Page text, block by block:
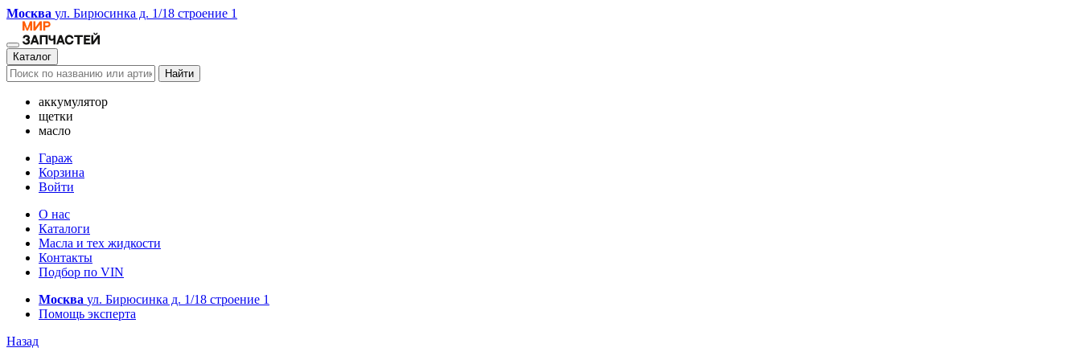
Москва ул. Бирюсинка д. 1/18 строение 1
Каталог
Найти
аккумулятор
щетки
масло
Гараж
Корзина
Войти
О нас
Каталоги
Масла и тех жидкости
Контакты
Подбор по VIN
Москва ул. Бирюсинка д. 1/18 строение 1
Помощь эксперта
Назад